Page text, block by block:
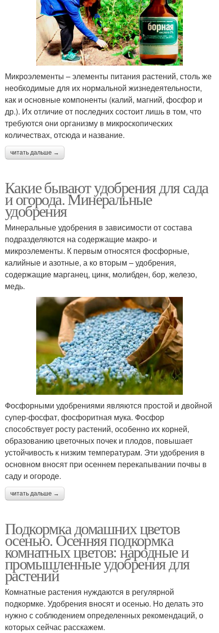
Микроэлементы – элементы питания растений, столь же
необходимые для их нормальной жизнедеятельности,
как и основные компоненты (калий, магний, фосфор и
др.). Их отличие от последних состоит лишь в том, что
требуются они организму в микроскопических
количествах, отсюда и название.
читать дальше →
Какие бывают удобрения для сада
и огорода. Минеральные
удобрения
Минеральные удобрения в зависимости от состава
подразделяются на содержащие макро- и
микроэлементы. К первым относятся фосфорные,
калийные и азотные, а ко вторым – удобрения,
содержащие марганец, цинк, молибден, бор, железо,
медь.
Фосфорными удобрениями являются простой и двойной
супер-фосфат, фосфоритная мука. Фосфор
способствует росту растений, особенно их корней,
образованию цветочных почек и плодов, повышает
устойчивость к низким температурам. Эти удобрения в
основном вносят при осеннем перекапывании почвы в
саду и огороде.
читать дальше →
Подкормка домашних цветов
осенью. Осенняя подкормка
комнатных цветов: народные и
промышленные удобрения для
растений
Комнатные растения нуждаются в регулярной
подкормке. Удобрения вносят и осенью. Но делать это
нужно с соблюдением определенных рекомендаций, о
которых сейчас расскажем.